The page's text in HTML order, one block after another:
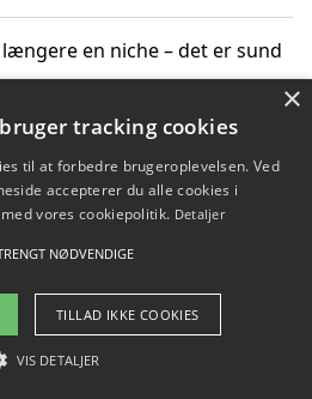
en niche – det er sund
og bestil med
Blog Betingelser
×
tracking cookies
til at forbedre brugeroplevelsen. Ved
accepterer du alle cookies i
vores cookiepolitik. Detaljer
NØDVENDIGE
TILLAD IKKE COOKIES
VIS DETALJER